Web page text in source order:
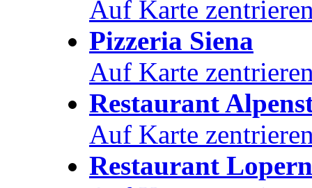
Auf Karte
Pizzeria Siena
Auf Karte
Restaurant
Auf Karte
Restaurant